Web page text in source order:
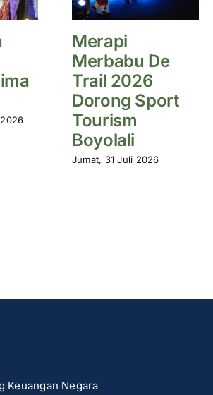
Merapi
Merbabu De
Trail 2026
Dorong Sport
Tourism
Boyolali
Jumat, 31 Juli 2026
Keuangan Negara